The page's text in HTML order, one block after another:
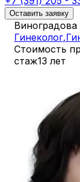
Оставить заявку
Гинеколог,
Стоимость
стаж13 лет